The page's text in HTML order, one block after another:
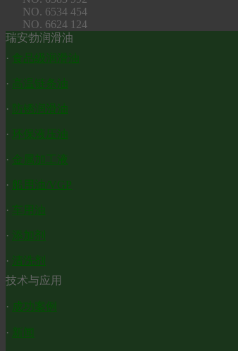
NO. 6534 454
NO. 6624 124
瑞安勃润滑油
· 食品级润滑油
· 高温链条油
· 防锈润滑油
· 环保液压油
· 金属加工液
· 船用油/VGP
· 车用油
· 添加剂
· 清洗剂
技术与应用
· 成功案例
· 新闻